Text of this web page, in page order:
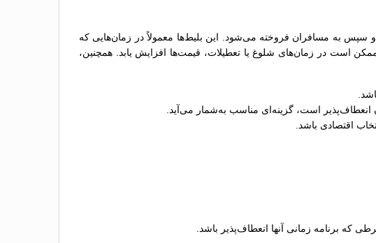
سپس به مسافران فروخته می‌شود. این بلیط‌ها معمولاً در زمان‌هایی که
است در زمان‌های شلوغ یا تعطیلات، قیمت‌ها افزایش یابد. همچنین،
است، گزینه‌ای مناسب به‌شمار می‌آید.
اقتصادی باشد.
که برنامه زمانی آنها انعطاف‌پذیر باشد.